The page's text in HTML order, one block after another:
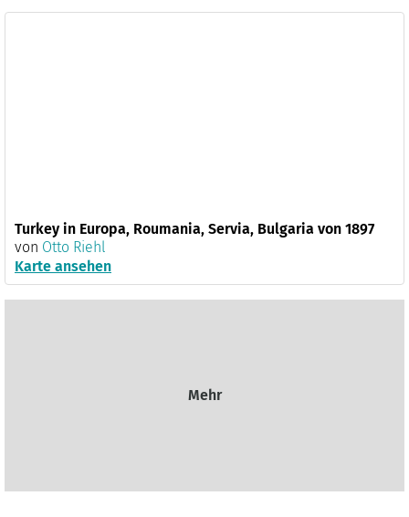
Turkey in Europa, Roumania, Servia, Bulgaria von 1897
von Otto Riehl
Karte ansehen
Mehr